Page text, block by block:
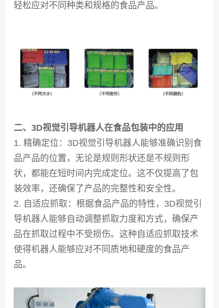
轻松应对不同种类和规格的食品产品。
二、3D视觉引导机器人在食品包装中的应用
1. 精确定位：3D视觉引导机器人能够准确识别食
品产品的位置，无论是规则形状还是不规则形
状，都能在短时间内完成定位。这不仅提高了包
装效率，还确保了产品的完整性和安全性。
2. 自适应抓取：根据食品产品的特性，3D视觉引
导机器人能够自动调整抓取力度和方式，确保产
品在抓取过程中不受损伤。这种自适应抓取技术
使得机器人能够应对不同质地和硬度的食品产
品。